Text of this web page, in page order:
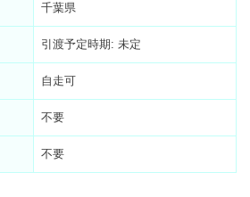
千葉県
引渡予定時期: 未定
自走可
不要
不要